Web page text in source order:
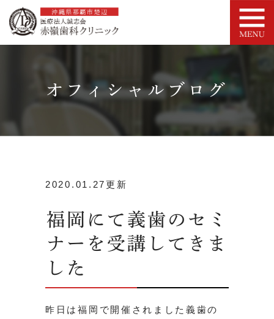
オフィシャルブログ
2020.01.27更新
福岡にて義歯のセミ
ナーを受講してきま
した
昨日は福岡で開催されました義歯の